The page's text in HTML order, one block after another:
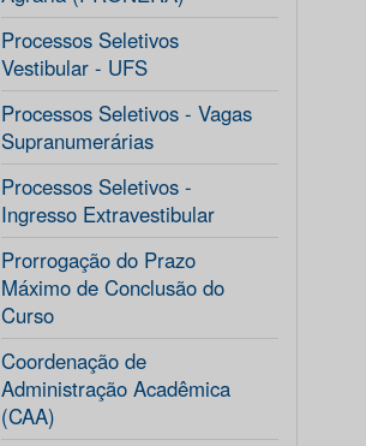
Processos Seletivos
Vestibular - UFS
Processos Seletivos - Vagas
Supranumerárias
Processos Seletivos -
Ingresso Extravestibular
Prorrogação do Prazo
Máximo de Conclusão do
Curso
Coordenação de
Administração Acadêmica
(CAA)